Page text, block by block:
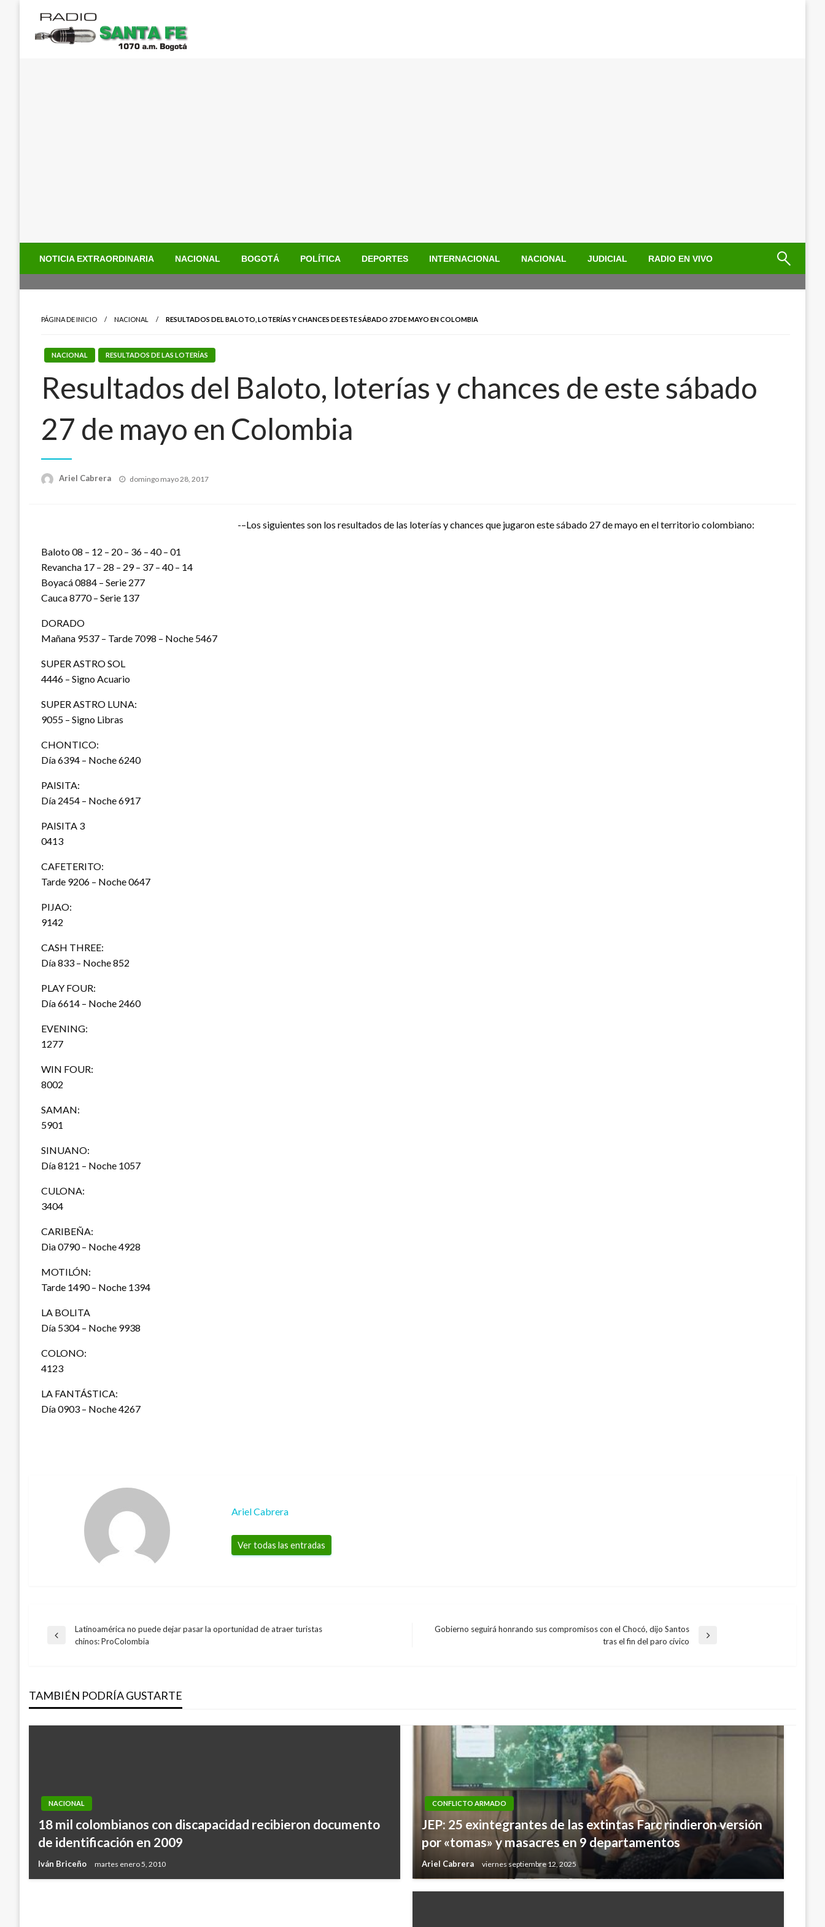
contenido
NOTICIA EXTRAORDINARIA NACIONAL BOGOTÁ POLÍTICA DEPORTES INTERNACIONAL NACIONAL JUDICIAL RADIO EN VIVO
PÁGINA DE INICIO NACIONAL RESULTADOS DEL BALOTO, LOTERÍAS Y CHANCES DE ESTE SÁBADO 27 DE MAYO EN COLOMBIA
NACIONAL RESULTADOS DE LAS LOTERÍAS
Resultados del Baloto, loterías y chances de este sábado
27 de mayo en Colombia
Ariel Cabrera
Publicado
domingo mayo 28, 2017
-–Los siguientes son los resultados de las loterías y chances que jugaron este sábado 27 de mayo en el territorio colombiano:
Baloto 08 – 12 – 20 – 36 – 40 – 01
Revancha 17 – 28 – 29 – 37 – 40 – 14
Boyacá 0884 – Serie 277
Cauca 8770 – Serie 137
DORADO
Mañana 9537 – Tarde 7098 – Noche 5467
SUPER ASTRO SOL
4446 – Signo Acuario
SUPER ASTRO LUNA:
9055 – Signo Libras
CHONTICO:
Día 6394 – Noche 6240
PAISITA:
Día 2454 – Noche 6917
PAISITA 3
0413
CAFETERITO:
Tarde 9206 – Noche 0647
PIJAO:
9142
CASH THREE:
Día 833 – Noche 852
PLAY FOUR:
Día 6614 – Noche 2460
EVENING:
1277
WIN FOUR:
8002
SAMAN:
5901
SINUANO:
Día 8121 – Noche 1057
CULONA:
3404
CARIBEÑA:
Dia 0790 – Noche 4928
MOTILÓN:
Tarde 1490 – Noche 1394
LA BOLITA
Día 5304 – Noche 9938
COLONO:
4123
LA FANTÁSTICA:
Día 0903 – Noche 4267
Ariel Cabrera
Ver todas las entradas
Navegación
entradas
Entrada
Latinoamérica no puede dejar pasar la oportunidad de atraer turistas
chinos: ProColombia
Gobierno seguirá honrando sus compromisos con el Chocó, dijo Santos
tras el fin del paro cívico
TAMBIÉN PODRÍA GUSTARTE
NACIONAL
18 mil colombianos con discapacidad recibieron documento
de identificación en 2009
Iván Briceño martes enero 5, 2010
CONFLICTO ARMADO
JEP: 25 exintegrantes de las extintas Farc rindieron versión
por «tomas» y masacres en 9 departamentos
Ariel Cabrera viernes septiembre 12, 2025